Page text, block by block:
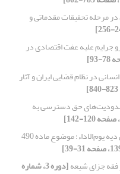
مرحله تحقیقات مقدماتی و
جرایم علیه عفت اقتصادی در
در نظام قضایی ایران و آثار
حق دسترسی به
مبانی فقهی - حقوقی دیه یوم‌الاداء؛ موضوع ماده 490
فقه جزای شیعه [دوره 3، شماره